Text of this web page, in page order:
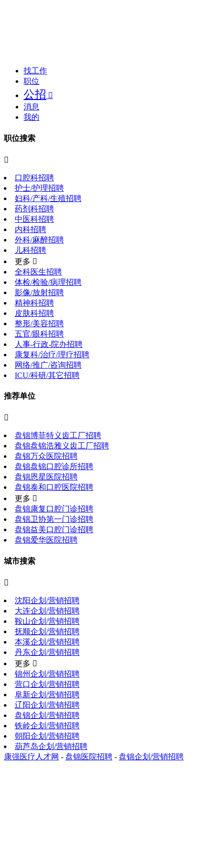
找工作
职位
公招 
消息
我的
职位搜索

口腔科招聘
护士/护理招聘
妇科/产科/生殖招聘
药剂科招聘
中医科招聘
内科招聘
外科/麻醉招聘
儿科招聘
更多 
全科医生招聘
体检/检验/病理招聘
影像/放射招聘
精神科招聘
皮肤科招聘
整形/美容招聘
五官/眼科招聘
人事-行政-院办招聘
康复科/治疗/理疗招聘
网络/推广/咨询招聘
ICU/科研/其它招聘
推荐单位

盘锦博菲特义齿工厂招聘
盘锦盘锦浩雅义齿工厂招聘
盘锦万众医院招聘
盘锦盘锦口腔诊所招聘
盘锦恩星医院招聘
盘锦泰和口腔医院招聘
更多 
盘锦康复口腔门诊招聘
盘锦卫协第一门诊招聘
盘锦益美口腔门诊招聘
盘锦爱华医院招聘
城市搜索

沈阳企划/营销招聘
大连企划/营销招聘
鞍山企划/营销招聘
抚顺企划/营销招聘
本溪企划/营销招聘
丹东企划/营销招聘
更多 
锦州企划/营销招聘
营口企划/营销招聘
阜新企划/营销招聘
辽阳企划/营销招聘
盘锦企划/营销招聘
铁岭企划/营销招聘
朝阳企划/营销招聘
葫芦岛企划/营销招聘
康强医疗人才网 - 盘锦医院招聘 - 盘锦企划/营销招聘